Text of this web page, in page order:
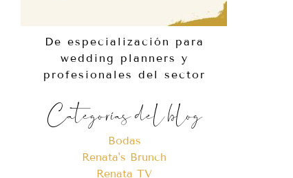
De especialización para
wedding planners y
profesionales del sector
Categorías del blog
Bodas
Renata's Brunch
Renata TV